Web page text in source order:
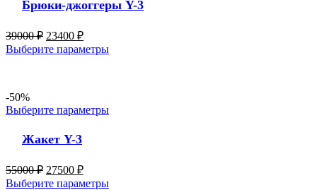
Брюки-джоггеры Y-3
39000₽ 23400 ₽
Выберите параметры
-50%
Выберите параметры
Жакет Y-3
55000₽ 27500 ₽
Выберите параметры